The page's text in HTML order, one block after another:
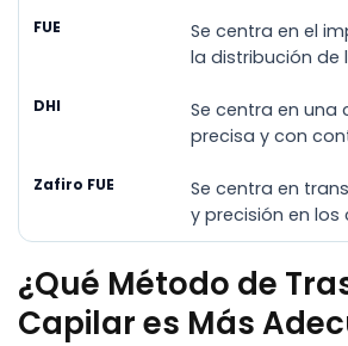
Se centra en el
la distribución de
Se centra en
precisa y con
Se centra en
y precisión en los
¿Qué Método de
Capilar es Más